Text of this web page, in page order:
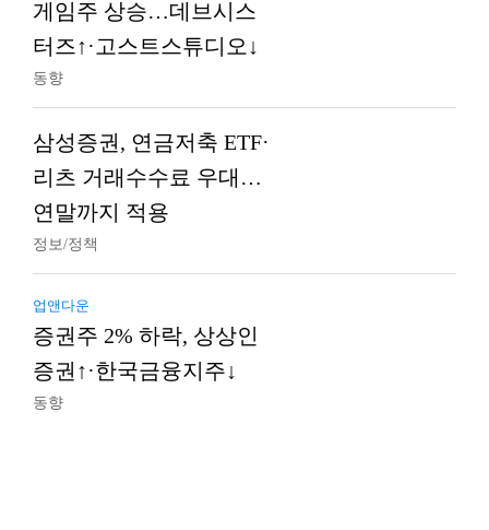
게임주 상승…데브시스
터즈↑·고스트스튜디오↓
동향
삼성증권, 연금저축 ETF·
리츠 거래수수료 우대…
연말까지 적용
정보/정책
업앤다운
증권주 2% 하락, 상상인
증권↑·한국금융지주↓
동향